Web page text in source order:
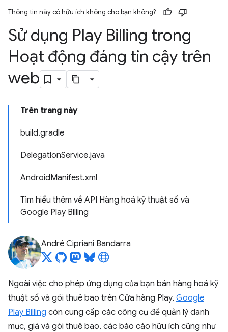
Thông tin này có hữu ích không cho bạn không?
Sử dụng Play Billing trong
Hoạt động đáng tin cậy trên
web
Trên trang này
build.gradle
DelegationService.java
AndroidManifest.xml
Tìm hiểu thêm về API Hàng hoá kỹ thuật số và
Google Play Billing
André Cipriani Bandarra
Ngoài việc cho phép ứng dụng của bạn bán hàng hoá kỹ
thuật số và gói thuê bao trên Cửa hàng Play, Google
Play Billing còn cung cấp các công cụ để quản lý danh
mục, giá và gói thuê bao, các báo cáo hữu ích cũng như